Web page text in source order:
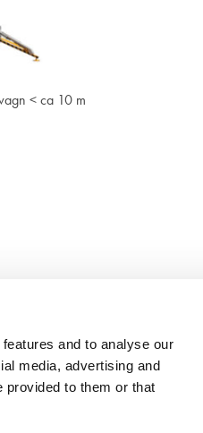
and to analyse our
media, advertising and
provided to them or that
Visa
< ca 10 m